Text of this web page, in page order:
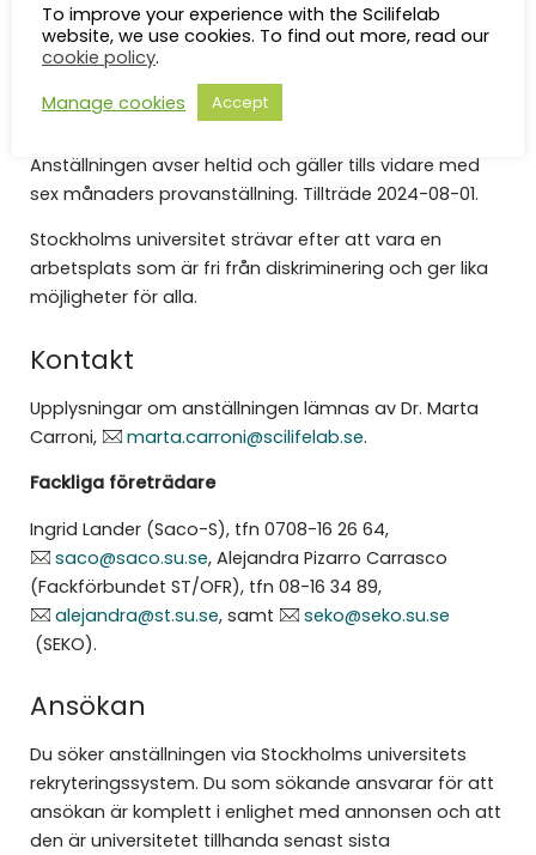
skrift krävs. Stor vikt kommer att läggas vid personlig
lämplighet.
Anställningsvillkor
Anställningen avser heltid och gäller tills vidare med
sex månaders provanställning. Tillträde 2024-08-01.
Stockholms universitet strävar efter att vara en
arbetsplats som är fri från diskriminering och ger lika
möjligheter för alla.
Kontakt
Upplysningar om anställningen lämnas av Dr. Marta
Carroni,
marta.carroni@scilifelab.se.
Fackliga företrädare
Ingrid Lander (Saco-S), tfn 0708-16 26 64,
saco@saco.su.se, Alejandra Pizarro Carrasco
(Fackförbundet ST/OFR), tfn 08-16 34 89,
alejandra@st.su.se, samt
seko@seko.su.se
(SEKO).
Ansökan
Du söker anställningen via Stockholms universitets
rekryteringssystem. Du som sökande ansvarar för att
ansökan är komplett i enlighet med annonsen och att
den är universitetet tillhanda senast sista
To improve your experience with the Scilifelab
website, we use cookies. To find out more, read our
cookie policy.
Manage cookies
Accept